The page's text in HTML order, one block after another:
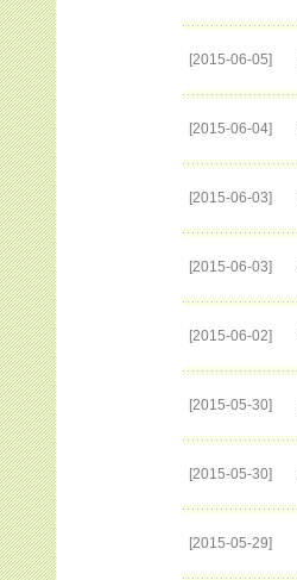
[2015-06-05]
[2015-06-04]
[2015-06-03]
[2015-06-03]
[2015-06-02]
[2015-05-30]
[2015-05-30]
[2015-05-29]